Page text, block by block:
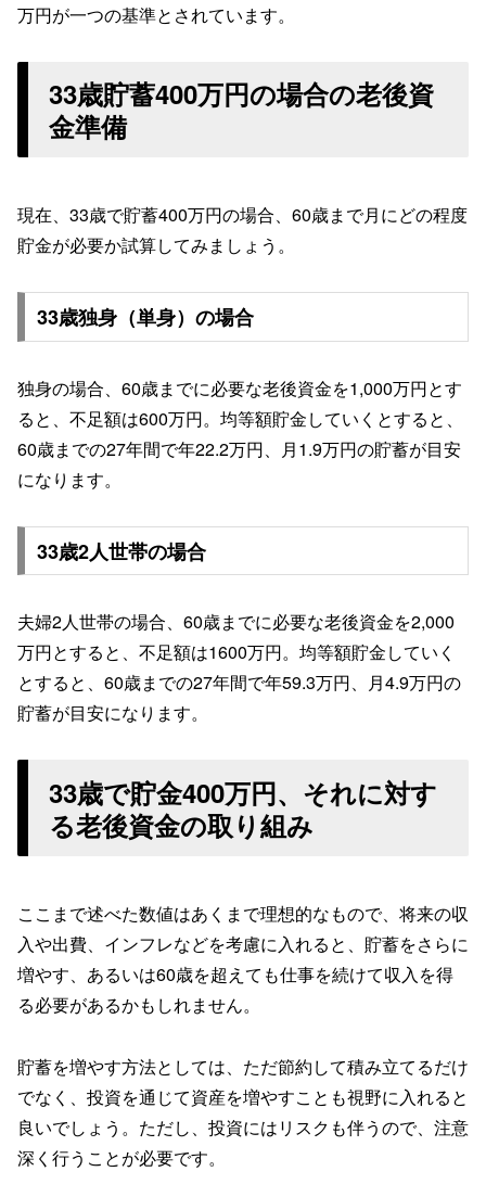
万円が一つの基準とされています。
33歳貯蓄400万円の場合の老後資
金準備
現在、33歳で貯蓄400万円の場合、60歳まで月にどの程度
貯金が必要か試算してみましょう。
33歳独身（単身）の場合
独身の場合、60歳までに必要な老後資金を1,000万円とす
ると、不足額は600万円。均等額貯金していくとすると、
60歳までの27年間で年22.2万円、月1.9万円の貯蓄が目安
になります。
33歳2人世帯の場合
夫婦2人世帯の場合、60歳までに必要な老後資金を2,000
万円とすると、不足額は1600万円。均等額貯金していく
とすると、60歳までの27年間で年59.3万円、月4.9万円の
貯蓄が目安になります。
33歳で貯金400万円、それに対す
る老後資金の取り組み
ここまで述べた数値はあくまで理想的なもので、将来の収
入や出費、インフレなどを考慮に入れると、貯蓄をさらに
増やす、あるいは60歳を超えても仕事を続けて収入を得
る必要があるかもしれません。
貯蓄を増やす方法としては、ただ節約して積み立てるだけ
でなく、投資を通じて資産を増やすことも視野に入れると
良いでしょう。ただし、投資にはリスクも伴うので、注意
深く行うことが必要です。